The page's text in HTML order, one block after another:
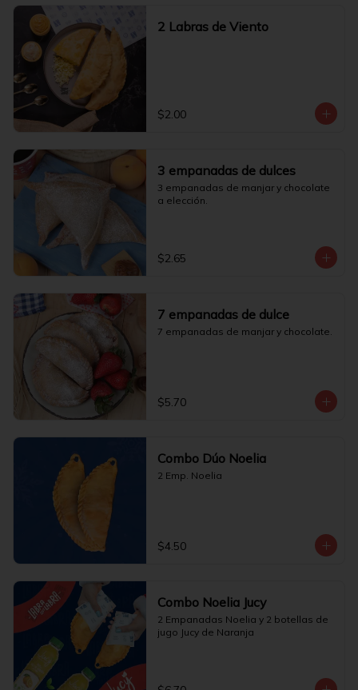
2 Labras de Viento
$2.00
3 empanadas de dulces
3 empanadas de manjar y chocolate
a elección.
$2.65
7 empanadas de dulce
7 empanadas de manjar y chocolate.
$5.70
Combo Dúo Noelia
2 Emp. Noelia
$4.50
Combo Noelia Jucy
2 Empanadas Noelia y 2 botellas de
jugo Jucy de Naranja